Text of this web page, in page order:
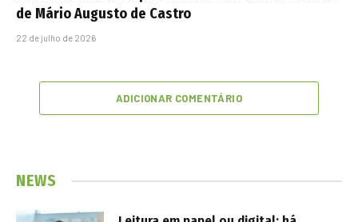
de Mário Augusto de Castro
22 de julho de 2026
ADICIONAR COMENTÁRIO
NEWS